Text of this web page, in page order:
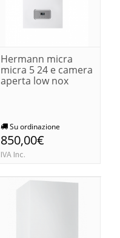
Hermann micra
micra 5 24 e camera
aperta low nox
Su ordinazione
850,00€
IVA Inc.